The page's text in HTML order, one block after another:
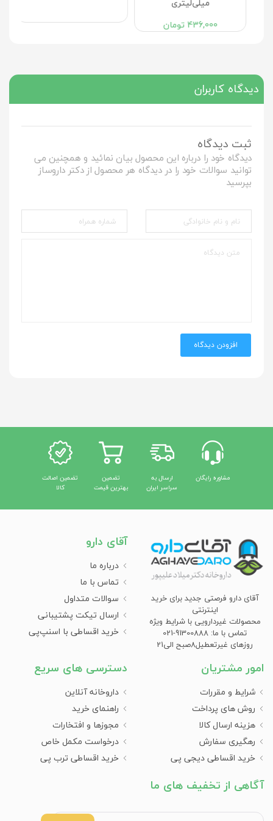
436,000تومان
دیدگاه کاربران
ثبت دیدگاه
دیدگاه خود را درباره این محصول بیان نمائید و همچنین می
توانید سوالات خود را در دیدگاه هر محصول از دکتر داروساز
بپرسید
افزودن دیدگاه
مشاوره رایگان
ارسال به
سراسر ایران
تضمین
بهترین قیمت
تضمین اصالت
کالا
آقای دارو فرصتی جدید برای خرید
اینترنتی
محصولات غیردارویی با شرایط ویژه
تماس با ما: 91300888-021
روزهای غیرتعطیل8صبح الی21
آقای دارو
درباره ما
تماس با ما
سوالات متداول
ارسال تیکت پشتیبانی
خرید اقساطی با اسنپ‌پی
امور مشتریان
شرایط و مقررات
روش های پرداخت
هزینه ارسال کالا
رهگیری سفارش
خرید اقساطی دیجی پی
دسترسی های سریع
داروخانه آنلاین
راهنمای خرید
مجوزها و افتخارات
درخواست مکمل خاص
خرید اقساطی ترب پی
آگاهی از تخفیف های ما